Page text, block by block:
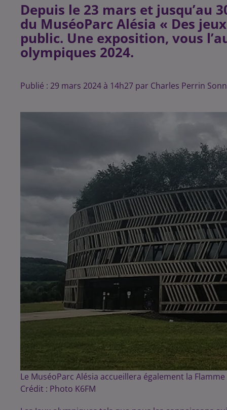
Depuis le 23 mars et jusqu’au
du MuséoParc Alésia « Des
public. Une exposition, vous
olympiques 2024.
Publié : 29 mars 2024 à 14h27 par Charles Perrin
Le MuséoParc Alésia accueillera également la
Crédit : Photo K6FM